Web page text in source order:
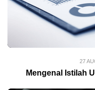
27
Mengenal Istilah